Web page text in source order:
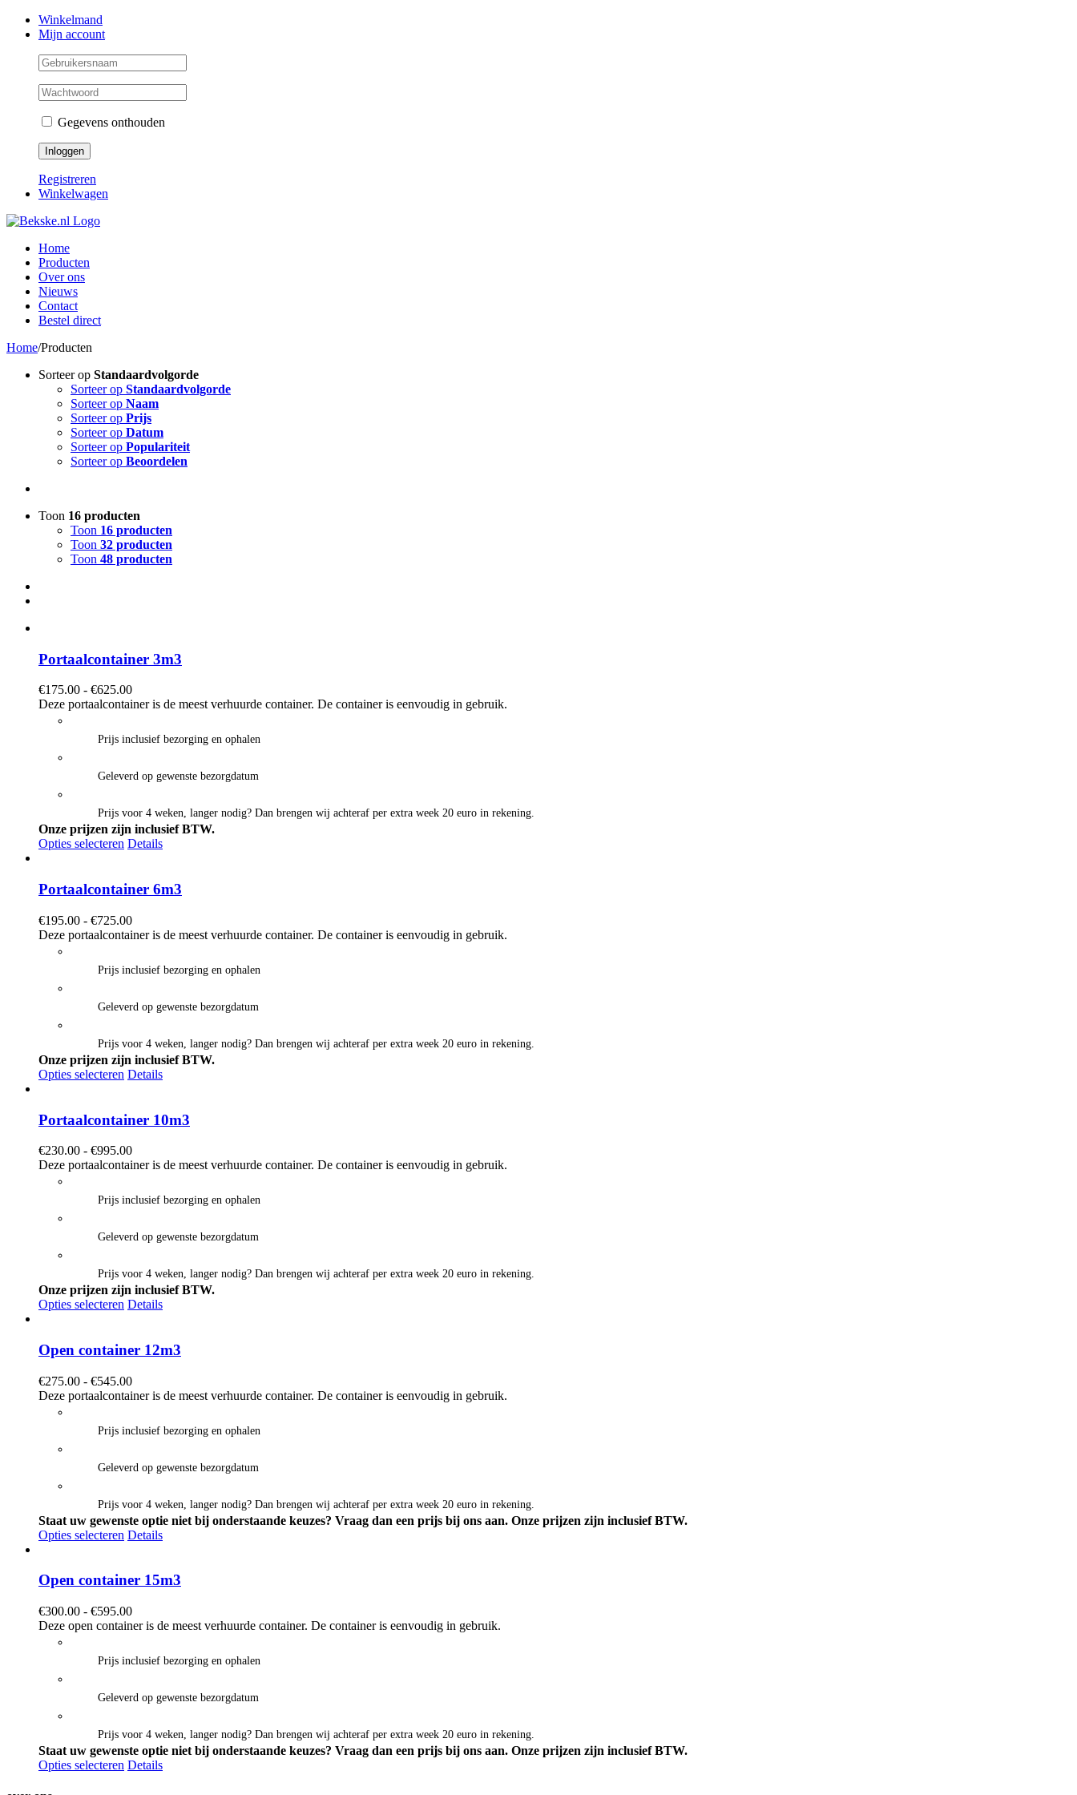
Skip
Facebook
Instagram
TwitterWinkelmand
Mijn account
Gegevens onthouden
Registreren
Winkelwagen
Home
Producten
Over ons
Nieuws
Contact
Bestel direct
Home/Producten
Sorteer op Standaardvolgorde
Sorteer op Standaardvolgorde
Sorteer op Naam
Sorteer op Prijs
Sorteer op Datum
Sorteer op Populariteit
Sorteer op Beoordelen
Toon 16 producten
Toon 16 producten
Toon 32 producten
Toon 48 producten
Portaalcontainer 3m3
€175.00 - €625.00Prijsklasse:
€175.00
€625.00
Deze portaalcontainer is de meest verhuurde container. De container is eenvoudig in gebruik.
Prijs inclusief bezorging en ophalen
Geleverd op gewenste bezorgdatum
Prijs voor 4 weken, langer nodig? Dan brengen wij achteraf per extra week 20 euro in rekening.
Onze prijzen zijn inclusief BTW.
Opties selecteren Details
Portaalcontainer 6m3
€195.00 - €725.00Prijsklasse:
€195.00
€725.00
Deze portaalcontainer is de meest verhuurde container. De container is eenvoudig in gebruik.
Prijs inclusief bezorging en ophalen
Geleverd op gewenste bezorgdatum
Prijs voor 4 weken, langer nodig? Dan brengen wij achteraf per extra week 20 euro in rekening.
Onze prijzen zijn inclusief BTW.
Opties selecteren Details
Portaalcontainer 10m3
€230.00 - €995.00Prijsklasse:
€230.00
€995.00
Deze portaalcontainer is de meest verhuurde container. De container is eenvoudig in gebruik.
Prijs inclusief bezorging en ophalen
Geleverd op gewenste bezorgdatum
Prijs voor 4 weken, langer nodig? Dan brengen wij achteraf per extra week 20 euro in rekening.
Onze prijzen zijn inclusief BTW.
Opties selecteren Details
Open container 12m3
€275.00 - €545.00Prijsklasse:
€275.00
€545.00
Deze portaalcontainer is de meest verhuurde container. De container is eenvoudig in gebruik.
Prijs inclusief bezorging en ophalen
Geleverd op gewenste bezorgdatum
Prijs voor 4 weken, langer nodig? Dan brengen wij achteraf per extra week 20 euro in rekening.
Staat uw gewenste optie niet bij onderstaande keuzes? Vraag dan een prijs bij ons aan. Onze prijzen zijn inclusief BTW.
Opties selecteren Details
Open container 15m3
€300.00 - €595.00Prijsklasse:
€300.00
€595.00
Deze open container is de meest verhuurde container. De container is eenvoudig in gebruik.
Prijs inclusief bezorging en ophalen
Geleverd op gewenste bezorgdatum
Prijs voor 4 weken, langer nodig? Dan brengen wij achteraf per extra week 20 euro in rekening.
Staat uw gewenste optie niet bij onderstaande keuzes? Vraag dan een prijs bij ons aan. Onze prijzen zijn inclusief BTW.
Opties selecteren Details